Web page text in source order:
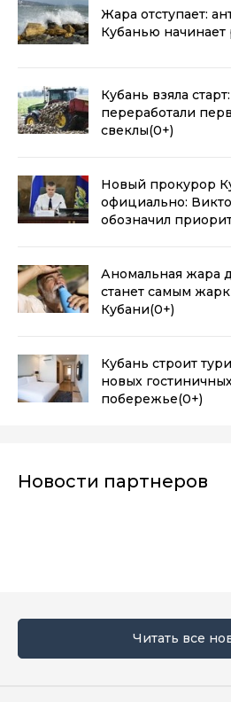
Жара отступает:
Кубанью начинает
Кубань взяла
переработали
свеклы(0+)
Новый прокурор
официально:
обозначил
Аномальная жара
станет самым
Кубани(0+)
Кубань строит
новых
побережье(0+)
Новости партнеров
Читать все